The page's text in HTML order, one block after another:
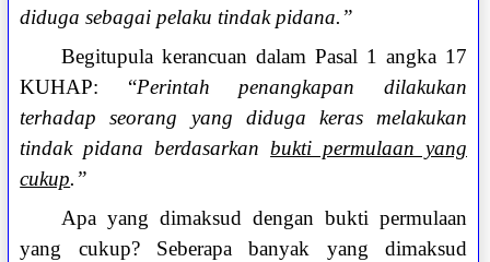
diduga sebagai pelaku tindak pidana.”
Begitupula kerancuan dalam Pasal 1 angka 17
KUHAP: “Perintah penangkapan dilakukan
terhadap seorang yang diduga keras melakukan
tindak pidana berdasarkanbukti permulaan yang
cukup.”
Apa yang dimaksud dengan bukti permulaan
yang cukup? Seberapa banyak yang dimaksud